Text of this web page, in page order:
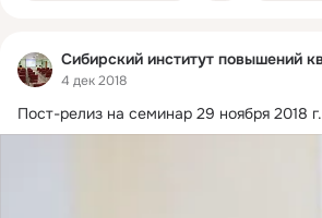
4 дек 2018
Пост-релиз на семинар 29 ноября 2018 г.